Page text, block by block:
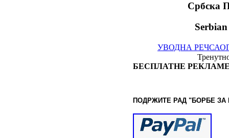
Србска
УВОДНА РЕЧ
БЕСПЛАТНЕ
ПОДРЖИТЕ РАД "БОРБЕ ЗА